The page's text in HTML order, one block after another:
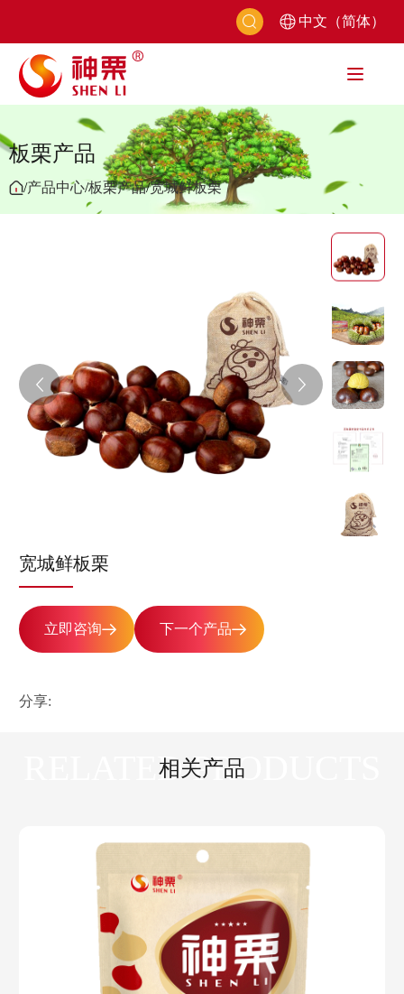
中文（简体）
板栗产品
/产品中心/板栗产品/宽城鲜板栗
宽城鲜板栗
立即咨询 下一个产品
分享:
RELATED PRODUCTS
相关产品